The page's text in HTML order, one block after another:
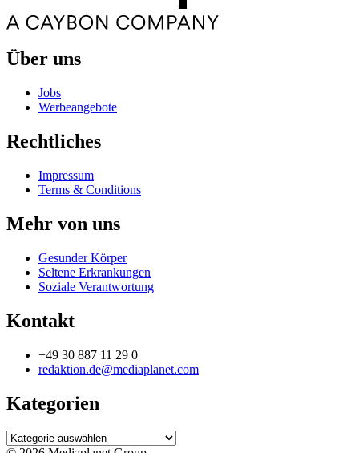
Über uns
Jobs
Werbeangebote
Rechtliches
Impressum
Terms & Conditions
Mehr von uns
Gesunder Körper
Seltene Erkrankungen
Soziale Verantwortung
Kontakt
+49 30 887 11 29 0
redaktion.de@mediaplanet.com
Kategorien
Kategorien